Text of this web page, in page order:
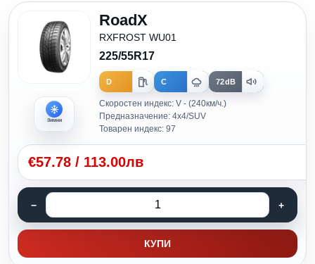
Зимни
RoadX
RXFROST WU01
225/55R17
D C 72dB
Скоростен индекс: V - (240км/ч.)
Предназначение: 4x4/SUV
Товарен индекс: 97
€57.78 / 113.00лв
КУПИ